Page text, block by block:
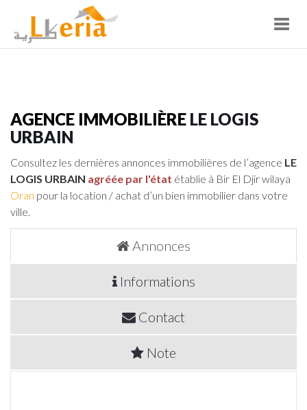
AGENCE IMMOBILIÈRE LE LOGIS
URBAIN
Consultez les dernières annonces immobilières de l’agence LE
LOGIS URBAIN agréée par l'état établie à Bir El Djir wilaya
Oran pour la location / achat d’un bien immobilier dans votre
ville.
Annonces
Informations
Contact
Note